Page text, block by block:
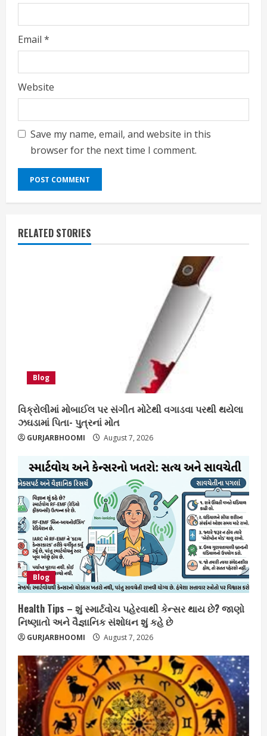
Email *
Website
Save my name, email, and website in this
browser for the next time I comment.
RELATED STORIES
Blog
વિક્રોલીમાં મોબાઈલ પર સંગીત મોટેથી વગાડવા પરથી થયેલા
ઝઘડામાં પિતા- પુત્રનાં મોત
GURJARBHOOMI August 7, 2026
Blog
Health Tips – શું સ્માર્ટવોચ પહેરવાથી કેન્સર થાય છે? જાણો
નિષ્ણાતો અને વૈજ્ઞાનિક સંશોધન શું કહે છે
GURJARBHOOMI August 7, 2026